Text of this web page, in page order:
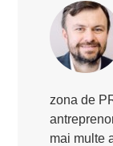
zona de
mai multe